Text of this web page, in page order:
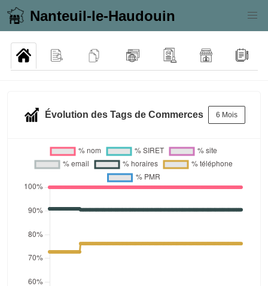
Nanteuil-le-Haudouin
Évolution des Tags de Commerces 6 Mois